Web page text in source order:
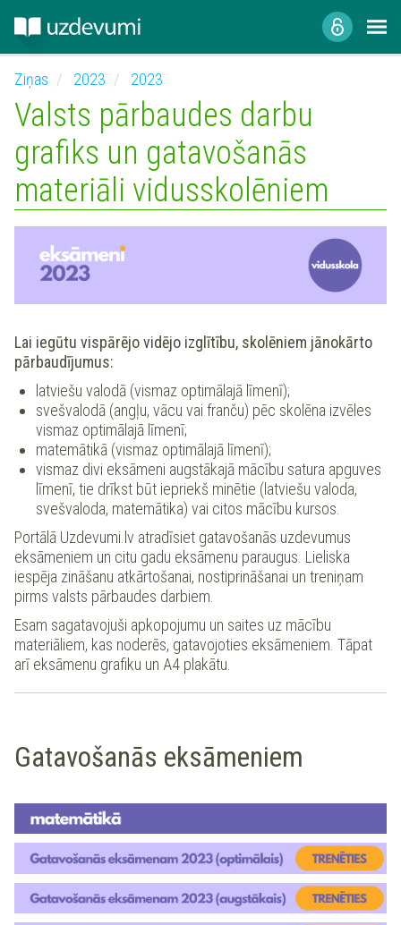
Ziņas 2023 2023
Valsts pārbaudes darbu
grafiks un gatavošanās
materiāli vidusskolēniem
Lai iegūtu vispārējo vidējo izglītību, skolēniem jānokārto
pārbaudījumus:
latviešu valodā (vismaz optimālajā līmenī);
svešvalodā (angļu, vācu vai franču) pēc skolēna izvēles
vismaz optimālajā līmenī;
matemātikā (vismaz optimālajā līmenī);
vismaz divi eksāmeni augstākajā mācību satura apguves
līmenī, tie drīkst būt iepriekš minētie (latviešu valoda,
svešvaloda, matemātika) vai citos mācību kursos.
Portālā Uzdevumi.lv atradīsiet gatavošanās uzdevumus
eksāmeniem un citu gadu eksāmenu paraugus. Lieliska
iespēja zināšanu atkārtošanai, nostiprināšanai un treniņam
pirms valsts pārbaudes darbiem.
Esam sagatavojuši apkopojumu un saites uz mācību
materiāliem, kas noderēs, gatavojoties eksāmeniem. Tāpat
arī eksāmenu grafiku un A4 plakātu.
Gatavošanās eksāmeniem